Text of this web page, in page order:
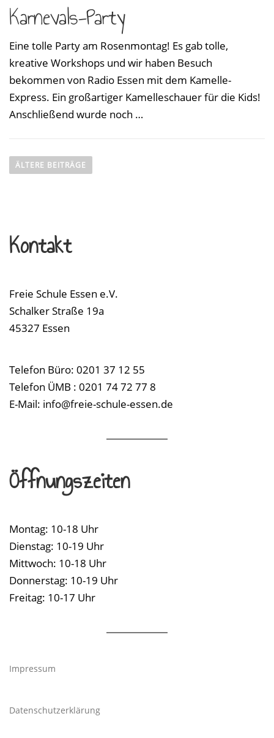
Karnevals-Party
Eine tolle Party am Rosenmontag! Es gab tolle,
kreative Workshops und wir haben Besuch
bekommen von Radio Essen mit dem Kamelle-
Express. Ein großartiger Kamelleschauer für die Kids!
Anschließend wurde noch …
B
e
t
a
g
s
n
i
a
t
i
n
ÄLTERE BEITRÄGE
Kontakt
Freie Schule Essen e.V.
Schalker Straße 19a
45327 Essen
Telefon Büro: 0201 37 12 55
Telefon ÜMB : 0201 74 72 77 8
E-Mail: info@freie-schule-essen.de
Öffnungszeiten
Montag: 10-18 Uhr
Dienstag: 10-19 Uhr
Mittwoch: 10-18 Uhr
Donnerstag: 10-19 Uhr
Freitag: 10-17 Uhr
Impressum
Datenschutzerklärung